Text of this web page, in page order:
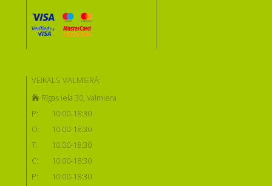
VEIKALS VALMIERĀ:
Rīgas iela 30, Valmiera
P:
10:00-18:30
O:
10:00-18:30
T:
10:00-18:30
C:
10:00-18:30
P:
10:00-18:30